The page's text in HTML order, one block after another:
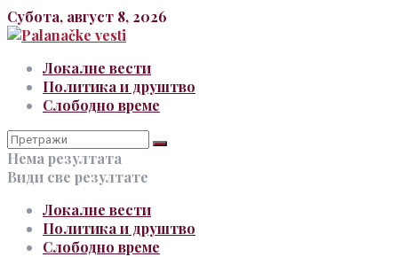
Субота, август 8, 2026
Локалне вести
Политика и друштво
Слободно време
Нема резултата
Види све резултате
Локалне вести
Политика и друштво
Слободно време